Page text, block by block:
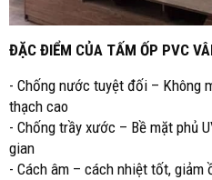
ĐẶC ĐIỂM CỦA TẤM ỐP PVC
- Chống nước tuyệt đối – Không
thạch cao
- Chống trầy xước – Bề mặt phủ
gian
- Cách âm – cách nhiệt tốt, giảm